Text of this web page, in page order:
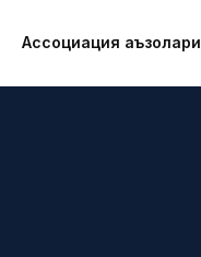
Ассоциация аъзолари